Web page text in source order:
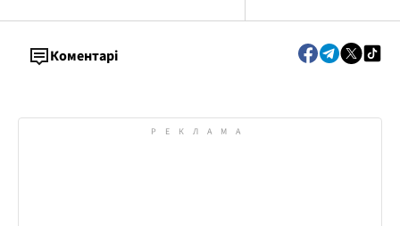
Коментарі